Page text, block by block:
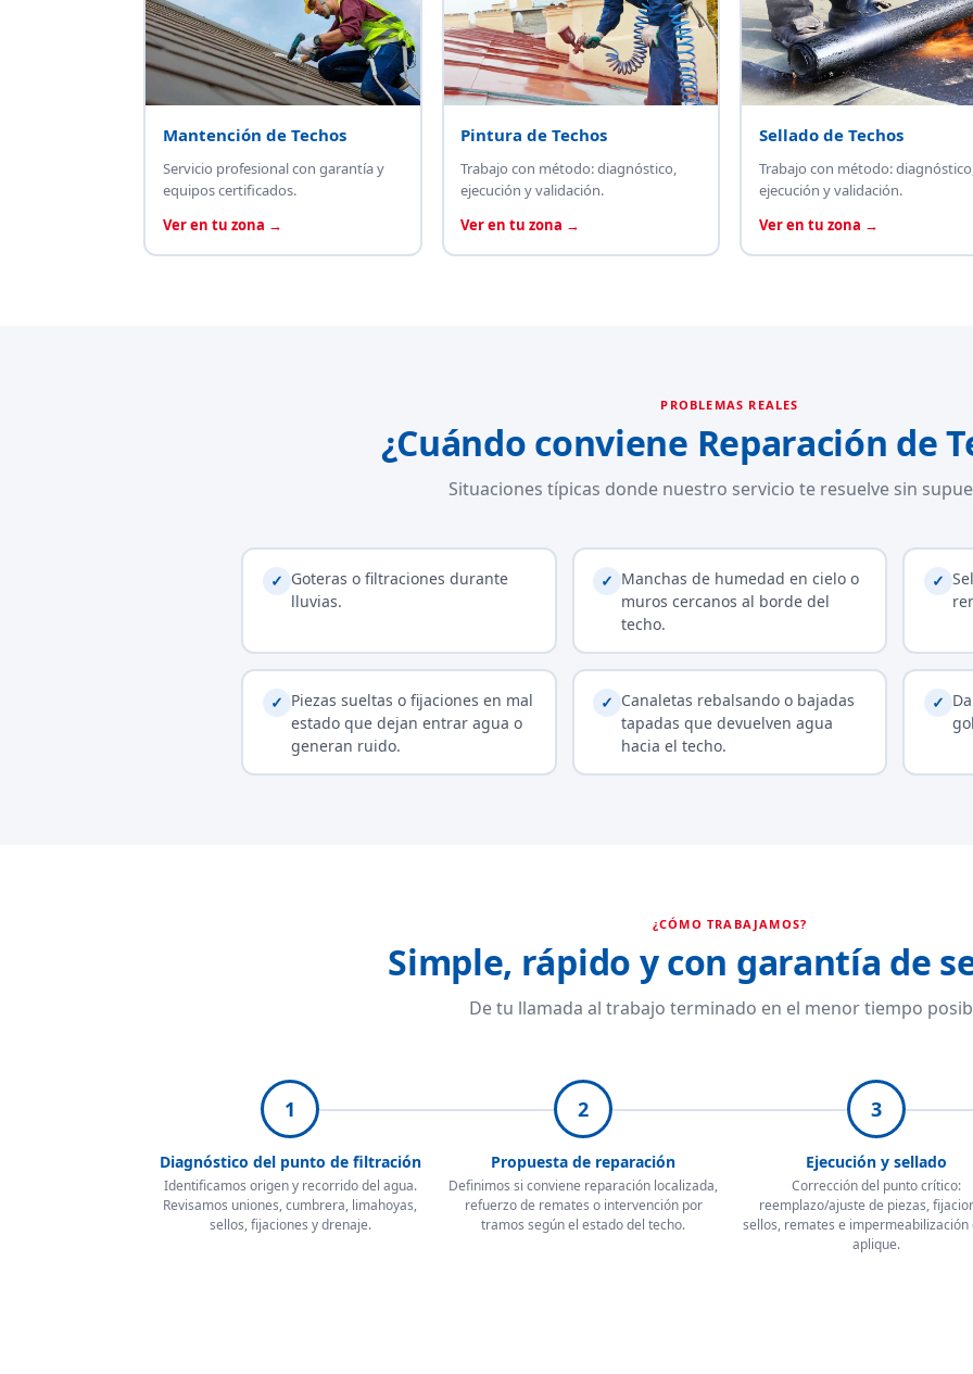
Mantención de Techos
Servicio profesional con garantía y
equipos certificados.
Ver en tu zona →
Pintura de Techos
Trabajo con método: diagnóstico,
ejecución y validación.
Ver en tu zona →
Sellado de Techos
Trabajo con método:
ejecución y validación.
Ver en tu zona →
PROBLEMAS REALES
¿Cuándo conviene Reparación de
Situaciones típicas donde nuestro servicio te resuelve sin
✓ Goteras o filtraciones durante
lluvias.
✓ Manchas de humedad en cielo o
muros cercanos al borde del
techo.
✓
✓ Piezas sueltas o fijaciones en mal
estado que dejan entrar agua o
generan ruido.
✓ Canaletas rebalsando o bajadas
tapadas que devuelven agua
hacia el techo.
✓
¿CÓMO TRABAJAMOS?
Simple, rápido y con garantía de
De tu llamada al trabajo terminado en el menor tiempo
1
Diagnóstico del punto de filtración
Identificamos origen y recorrido del agua.
Revisamos uniones, cumbrera, limahoyas,
sellos, fijaciones y drenaje.
2
Propuesta de reparación
Definimos si conviene reparación localizada,
refuerzo de remates o intervención por
tramos según el estado del techo.
3
Ejecución y sellado
Corrección del punto crítico:
reemplazo/ajuste de piezas,
sellos, remates e impermeabilización
aplique.